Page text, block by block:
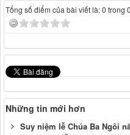
Tổng số điểm của bài viết là: 0 trong
Những tin mới hơn
Suy niệm lễ Chúa Ba Ngôi